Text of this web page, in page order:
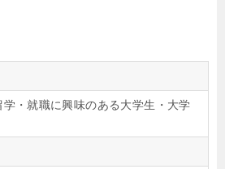
・就職に興味のある大学生・大学